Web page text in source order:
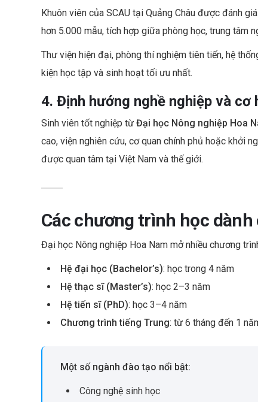
Khuôn viên của SCAU tại Quảng Châu được đánh
hơn 5.000 mẫu, tích hợp giữa phòng học, trung tâm
Thư viện hiện đại, phòng thí nghiệm tiên tiến, hệ
kiện học tập và sinh hoạt tối ưu nhất.
4. Định hướng nghề nghiệp và
Sinh viên tốt nghiệp từ Đại học Nông nghiệp Hoa
cao, viện nghiên cứu, cơ quan chính phủ hoặc khởi
được quan tâm tại Việt Nam và thế giới.
Các chương trình học
Đại học Nông nghiệp Hoa Nam mở nhiều chương
Hệ đại học (Bachelor’s): học trong 4 năm
Hệ thạc sĩ (Master’s): học 2–3 năm
Hệ tiến sĩ (PhD): học 3–4 năm
Chương trình tiếng Trung: từ 6 tháng đến 1
Một số ngành đào tạo nổi bật:
Công nghệ sinh học